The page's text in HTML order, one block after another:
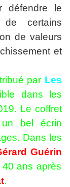
défendre le
certains
de valeurs
et
par Les
dans les
Le coffret
bel écrin
Dans les
Guérin
ans après
.